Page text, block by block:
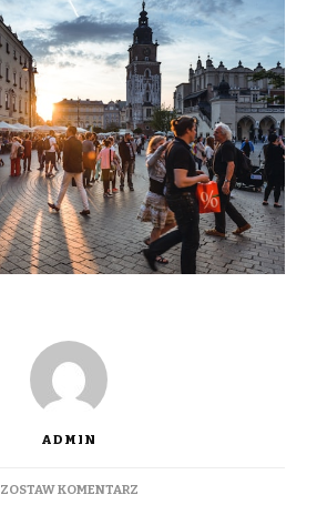
ADMIN
ZOSTAW KOMENTARZDO